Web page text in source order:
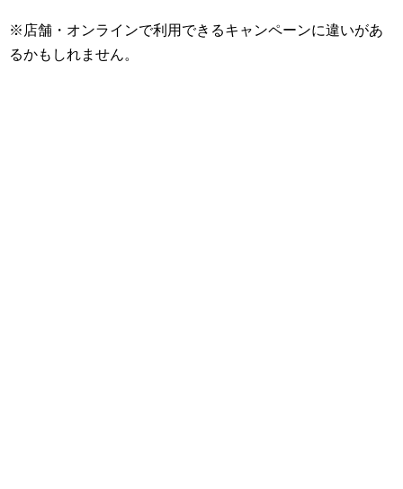
※店舗・オンラインで利用できるキャンペーンに違いがあ
るかもしれません。